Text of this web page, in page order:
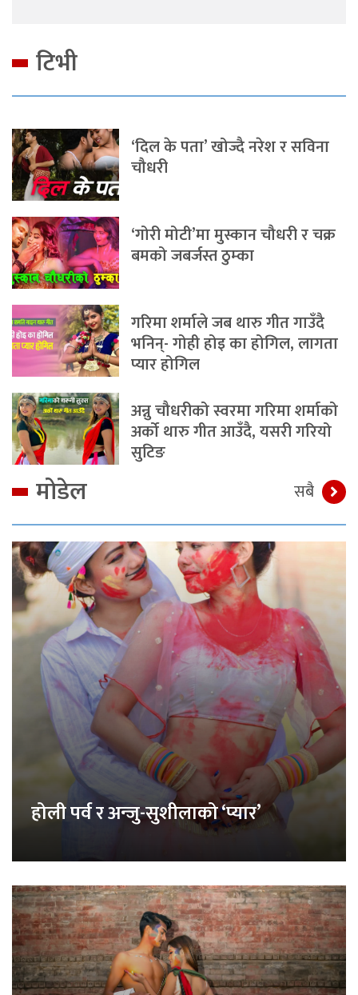
टिभी
‘दिल के पता’ खोज्दै नरेश र सविना
चौधरी
‘गोरी मोटी’मा मुस्कान चौधरी र चक्र
बमको जबर्जस्त ठुम्का
गरिमा शर्माले जब थारु गीत गाउँदै
भनिन्- गोही होइ का होगिल, लागता
प्यार होगिल
अन्नु चौधरीको स्वरमा गरिमा शर्माको
अर्को थारु गीत आउँदै, यसरी गरियो
सुटिङ
मोडेल सबै
होली पर्व र अन्जु-सुशीलाको ‘प्यार’